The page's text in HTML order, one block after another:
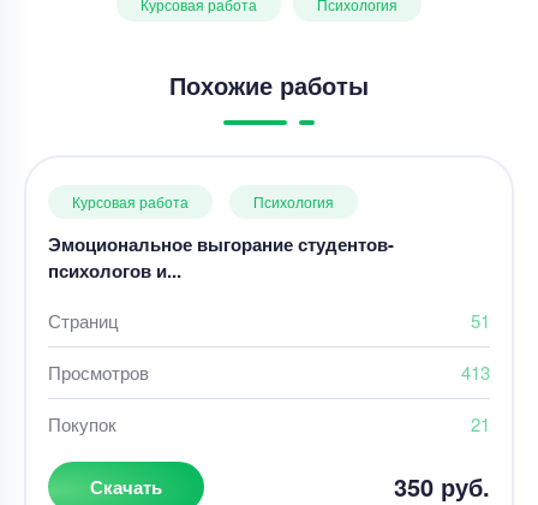
Похожие работы
Курсовая работа Психология
Эмоциональное выгорание студентов-
психологов и...
Страниц 51
Просмотров 413
Покупок 21
Скачать 350 руб.